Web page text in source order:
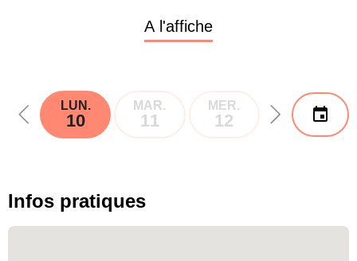
A l'affiche
LUN.
10
MAR.
11
MER.
12
JEU.
13
Infos pratiques